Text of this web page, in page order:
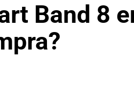
Band 8